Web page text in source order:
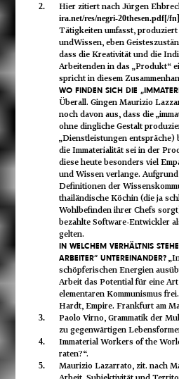
2. Hier zitiert nach Jürgen
ira.net/res/negri-20thesen.pdf[/fn
Tätigkeiten umfasst,
undWissen, eben
dass die Kreativität und die
Arbeitenden in das „Produkt“
spricht in diesem
WO FINDEN SICH DIE
Überall. Gingen Maurizio
noch davon aus, dass die
ohne dingliche Gestalt
„Dienstleistungen entspräche)
die Immaterialität sei in der
diese heute besonders viel
und Wissen verlange.
Definitionen der
thailändische Köchin (die ja
Wohlbefinden ihrer Chefs
bezahlte Software-Entwickler
gelten.
IN WELCHEM VERHÄLTNIS
ARBEITER“ UNTEREINANDER?
schöpferischen Energien
Arbeit das Potential für eine
elementaren Kommunismus
Hardt, Empire. Frankfurt am
3.
Paolo Virno, Grammatik der
zu gegenwärtigen
4.
Immaterial Workers of the
raten?“.
5.
Maurizio Lazarrato, zit. nach